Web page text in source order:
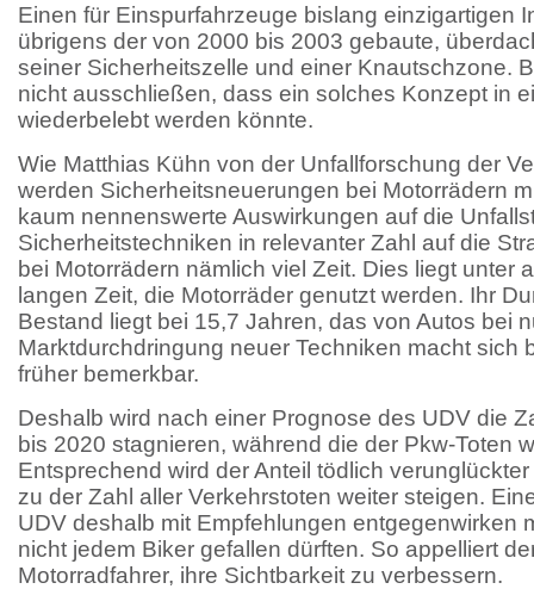
Einen für Einspurfahrzeuge bislang einzigartigen
übrigens der von 2000 bis 2003 gebaute,
seiner Sicherheitszelle und einer Knautschzone.
nicht ausschließen, dass ein solches Konzept in
wiederbelebt werden könnte.
Wie Matthias Kühn von der Unfallforschung der
werden Sicherheitsneuerungen bei Motorrädern
kaum nennenswerte Auswirkungen auf die
Sicherheitstechniken in relevanter Zahl auf die
bei Motorrädern nämlich viel Zeit. Dies liegt unter
langen Zeit, die Motorräder genutzt werden. Ihr
Bestand liegt bei 15,7 Jahren, das von Autos bei
Marktdurchdringung neuer Techniken macht sich
früher bemerkbar.
Deshalb wird nach einer Prognose des UDV die
bis 2020 stagnieren, während die der Pkw-Toten
Entsprechend wird der Anteil tödlich
zu der Zahl aller Verkehrstoten weiter steigen.
UDV deshalb mit Empfehlungen entgegenwirken
nicht jedem Biker gefallen dürften. So appelliert
Motorradfahrer, ihre Sichtbarkeit zu verbessern.